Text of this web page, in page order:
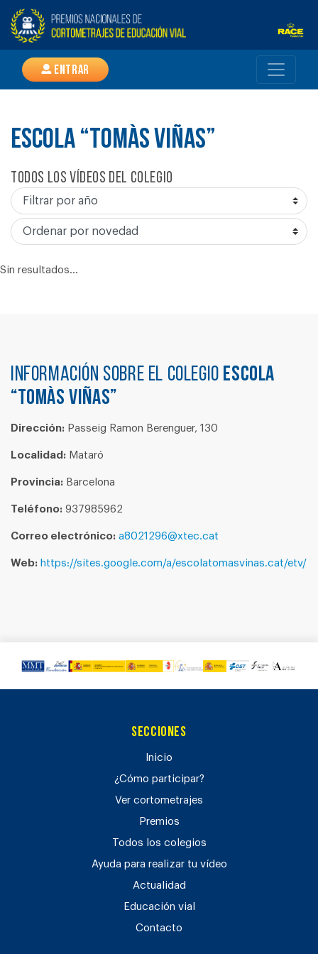
Entrar
ESCOLA “TOMÀS VIÑAS”
Todos los vídeos del colegio
Sin resultados...
Información sobre el colegio ESCOLA
“TOMÀS VIÑAS”
Dirección: Passeig Ramon Berenguer, 130
Localidad: Mataró
Provincia: Barcelona
Teléfono: 937985962
Correo electrónico: a8021296@xtec.cat
Web: https://sites.google.com/a/escolatomasvinas.cat/etv/
Secciones
Inicio
¿Cómo participar?
Ver cortometrajes
Premios
Todos los colegios
Ayuda para realizar tu vídeo
Actualidad
Educación vial
Contacto